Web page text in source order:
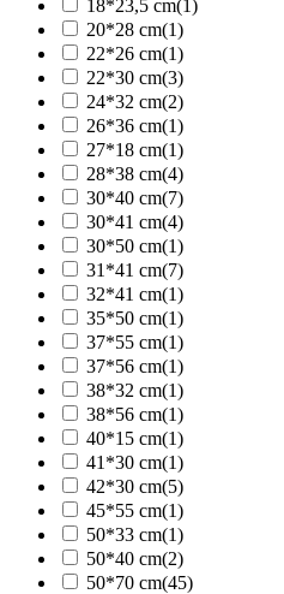
18*23,5 cm(1)
20*28 cm(1)
22*26 cm(1)
22*30 cm(3)
24*32 cm(2)
26*36 cm(1)
27*18 cm(1)
28*38 cm(4)
30*40 cm(7)
30*41 cm(4)
30*50 cm(1)
31*41 cm(7)
32*41 cm(1)
35*50 cm(1)
37*55 cm(1)
37*56 cm(1)
38*32 cm(1)
38*56 cm(1)
40*15 cm(1)
41*30 cm(1)
42*30 cm(5)
45*55 cm(1)
50*33 cm(1)
50*40 cm(2)
50*70 cm(45)